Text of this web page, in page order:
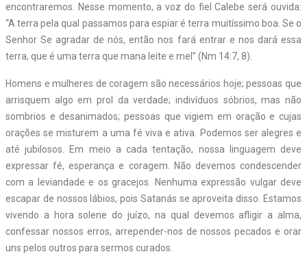
encontraremos. Nesse momento, a voz do fiel Calebe será ouvida:
“A terra pela qual passamos para espiar é terra muitíssimo boa. Se o
Senhor Se agradar de nós, então nos fará entrar e nos dará essa
terra, que é uma terra que mana leite e mel” (Nm 14:7, 8).
Homens e mulheres de coragem são necessários hoje; pessoas que
arrisquem algo em prol da verdade; indivíduos sóbrios, mas não
sombrios e desanimados; pessoas que vigiem em oração e cujas
orações se misturem a uma fé viva e ativa. Podemos ser alegres e
até jubilosos. Em meio a cada tentação, nossa linguagem deve
expressar fé, esperança e coragem. Não devemos condescender
com a leviandade e os gracejos. Nenhuma expressão vulgar deve
escapar de nossos lábios, pois Satanás se aproveita disso. Estamos
vivendo a hora solene do juízo, na qual devemos afligir a alma,
confessar nossos erros, arrepender-nos de nossos pecados e orar
uns pelos outros para sermos curados.